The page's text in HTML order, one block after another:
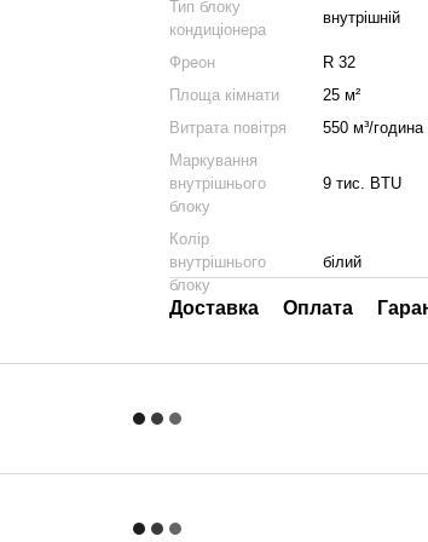
Тип блоку
кондиціонера
внутрішній
Фреон
R 32
Площа кімнати
25 м²
Витрата повітря
550 м³/година
Маркування
внутрішнього
блоку
9 тис. BTU
Колір
внутрішнього
блоку
білий
Доставка Оплата